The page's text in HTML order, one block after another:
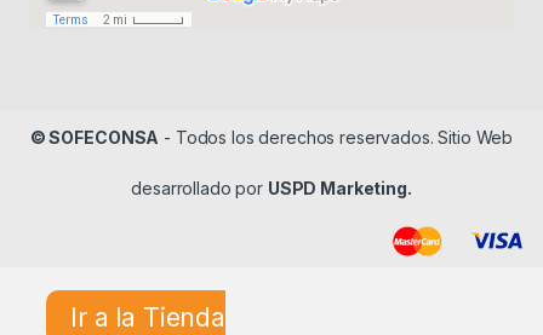
© SOFECONSA - Todos los derechos reservados. Sitio Web
desarrollado por USPD Marketing.
Ir a la Tienda